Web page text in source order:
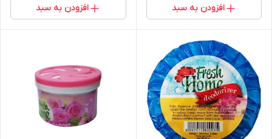
افزودن به سبد افزودن به سبد